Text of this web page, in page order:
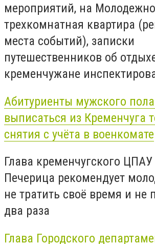
мероприятий, на
трехкомнатная квартира
места событий), записки
путешественников об
кременчужане
Абитуриенты мужского
выписаться из Кременчуга
снятия с учёта в военкомате
Глава кременчугского ЦПАУ
Печерица рекомендует
не тратить своё время и не
два раза
Глава Городского